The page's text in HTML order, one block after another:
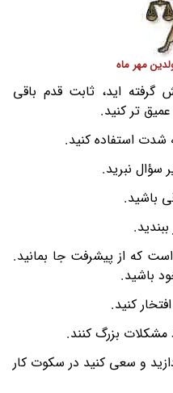
اید، ثابت قدم باقی
عمیق تر کنید.
شدت استفاده کنید.
سؤال نبرید.
باشید.
که از پیشرفت جا بمانید.
باشید.
کنید.
مشکلات بزرگ کنند.
و سعی کنید در سکوت کار